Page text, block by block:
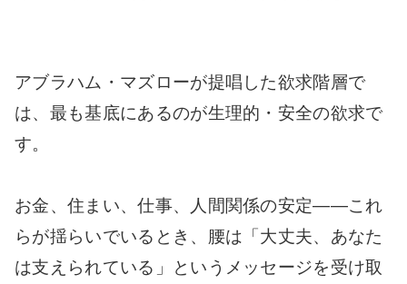
アブラハム・マズローが提唱した欲求階層で
は、最も基底にあるのが生理的・安全の欲求で
す。
お金、住まい、仕事、人間関係の安定——これ
らが揺らいでいるとき、腰は「大丈夫、あなた
は支えられている」というメッセージを受け取